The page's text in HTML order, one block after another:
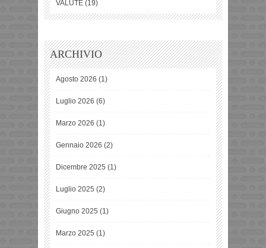
VALUTE (19)
ARCHIVIO
Agosto 2026 (1)
Luglio 2026 (6)
Marzo 2026 (1)
Gennaio 2026 (2)
Dicembre 2025 (1)
Luglio 2025 (2)
Giugno 2025 (1)
Marzo 2025 (1)